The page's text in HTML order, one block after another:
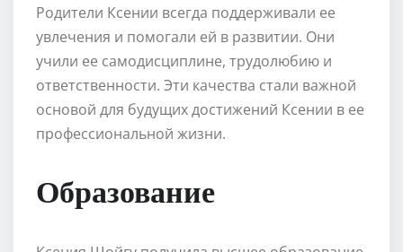
Родители Ксении всегда поддерживали ее
увлечения и помогали ей в развитии. Они
учили ее самодисциплине, трудолюбию и
ответственности. Эти качества стали важной
основой для будущих достижений Ксении в ее
профессиональной жизни.
Образование